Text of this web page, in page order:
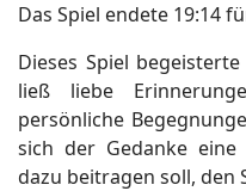
Das Spiel endete 19:14
Dieses Spiel
ließ liebe
persönliche
sich der Gedanke
dazu beitragen soll, den